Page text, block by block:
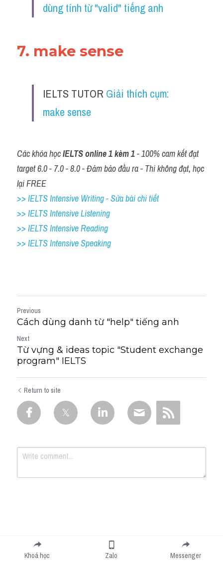
dùng tính từ "valid" tiếng anh
7. make sense
IELTS TUTOR Giải thích cụm:
make sense
Các khóa học IELTS online 1 kèm 1 - 100% cam kết đạt
target 6.0 - 7.0 - 8.0 - Đảm bảo đầu ra - Thi không đạt, học
lại FREE
>> IELTS Intensive Writing - Sửa bài chi tiết
>> IELTS Intensive Listening
>> IELTS Intensive Reading
>> IELTS Intensive Speaking
Previous
Cách dùng danh từ "help" tiếng anh
Next
Từ vựng & ideas topic "Student exchange
program" IELTS
Return to site
Submit
Khoá học Zalo Messenger